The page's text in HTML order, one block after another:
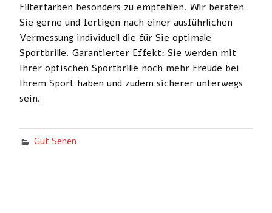
Filterfarben besonders zu empfehlen. Wir beraten
Sie gerne und fertigen nach einer ausführlichen
Vermessung individuell die für Sie optimale
Sportbrille. Garantierter Effekt: Sie werden mit
Ihrer optischen Sportbrille noch mehr Freude bei
Ihrem Sport haben und zudem sicherer unterwegs
sein.
Gut Sehen